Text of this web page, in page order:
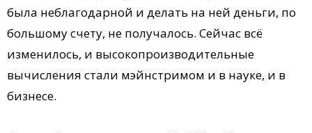
была неблагодарной и делать на ней деньги, по
большому счету, не получалось. Сейчас всё
изменилось, и высокопроизводительные
вычисления стали мэйнстримом и в науке, и в
бизнесе.